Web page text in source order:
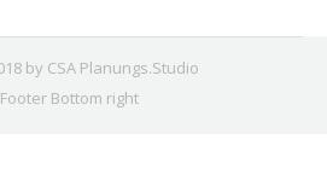
by CSA Planungs.Studio
Footer Bottom right